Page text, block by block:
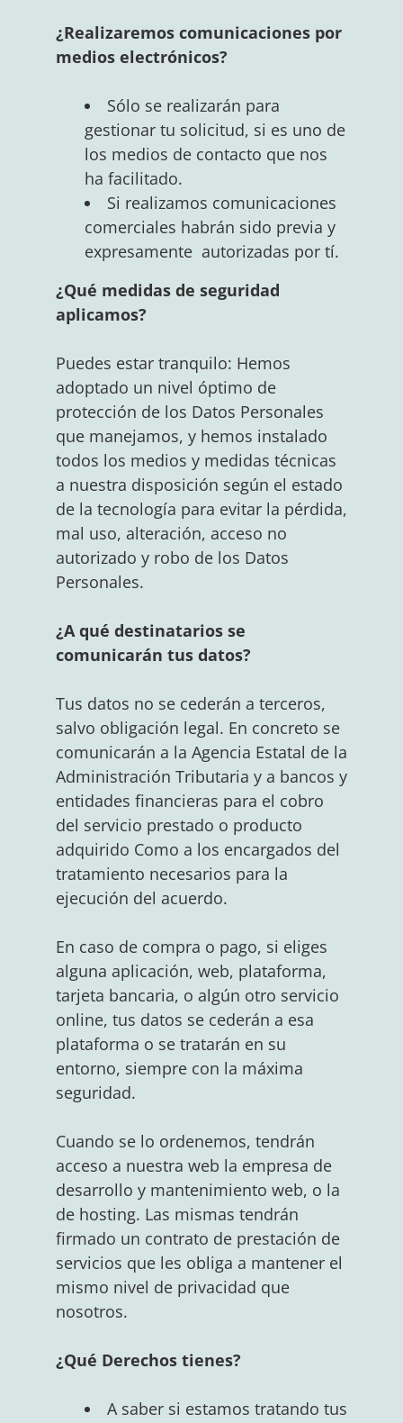
¿Realizaremos comunicaciones por
medios electrónicos?
Sólo se realizarán para
gestionar tu solicitud, si es uno de
los medios de contacto que nos
ha facilitado.
Si realizamos comunicaciones
comerciales habrán sido previa y
expresamente autorizadas por tí.
¿Qué medidas de seguridad
aplicamos?
Puedes estar tranquilo: Hemos
adoptado un nivel óptimo de
protección de los Datos Personales
que manejamos, y hemos instalado
todos los medios y medidas técnicas
a nuestra disposición según el estado
de la tecnología para evitar la pérdida,
mal uso, alteración, acceso no
autorizado y robo de los Datos
Personales.
¿A qué destinatarios se
comunicarán tus datos?
Tus datos no se cederán a terceros,
salvo obligación legal. En concreto se
comunicarán a la Agencia Estatal de la
Administración Tributaria y a bancos y
entidades financieras para el cobro
del servicio prestado o producto
adquirido Como a los encargados del
tratamiento necesarios para la
ejecución del acuerdo.
En caso de compra o pago, si eliges
alguna aplicación, web, plataforma,
tarjeta bancaria, o algún otro servicio
online, tus datos se cederán a esa
plataforma o se tratarán en su
entorno, siempre con la máxima
seguridad.
Cuando se lo ordenemos, tendrán
acceso a nuestra web la empresa de
desarrollo y mantenimiento web, o la
de hosting. Las mismas tendrán
firmado un contrato de prestación de
servicios que les obliga a mantener el
mismo nivel de privacidad que
nosotros.
¿Qué Derechos tienes?
A saber si estamos tratando tus